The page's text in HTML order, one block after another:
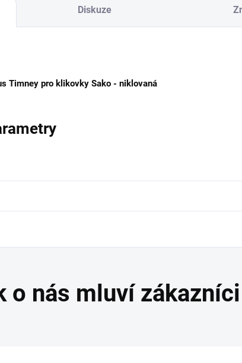
Diskuze
Timney pro klikovky Sako - niklovaná